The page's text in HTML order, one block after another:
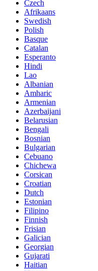
Czech
Afrikaans
Swedish
Polish
Basque
Catalan
Esperanto
Hindi
Lao
Albanian
Amharic
Armenian
Azerbaijani
Belarusian
Bengali
Bosnian
Bulgarian
Cebuano
Chichewa
Corsican
Croatian
Dutch
Estonian
Filipino
Finnish
Frisian
Galician
Georgian
Gujarati
Haitian